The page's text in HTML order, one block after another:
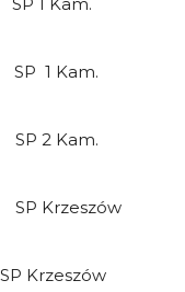
Kam.
1 Kam.
Kam.
Krzeszów